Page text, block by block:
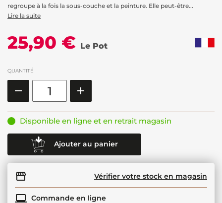
regroupe à la fois la sous-couche et la peinture. Elle peut-être...
Lire la suite
25,90 € Le Pot
QUANTITÉ
Disponible en ligne et en retrait magasin
Ajouter au panier
Vérifier votre stock en magasin
Commande en ligne